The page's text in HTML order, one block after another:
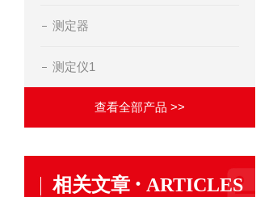
测定器
测定仪1
查看全部产品 >>
相关文章 · ARTICLES